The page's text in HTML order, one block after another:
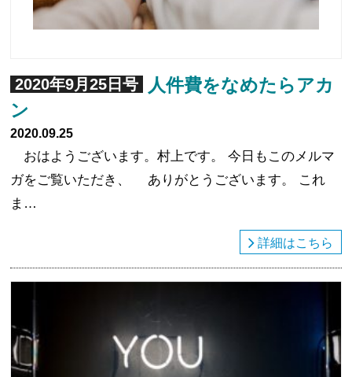
2020年9月25日号
人件費をなめたらアカ
ン
2020.09.25
おはようございます。村上です。 今日もこのメルマ
ガをご覧いただき、 ありがとうございます。 これ
ま…
詳細はこちら